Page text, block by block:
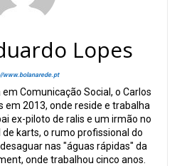
Lopes
www.bolanarede.pt
Comunicação Social, o Carlos
em 2013, onde reside e trabalha
ex-piloto de ralis e um irmão no
karts, o rumo profissional do
nas "águas rápidas" da
onde trabalhou cinco anos.